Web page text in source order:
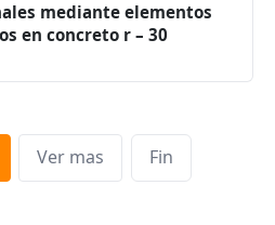
mediante elementos
en concreto r – 30
Ver mas Fin